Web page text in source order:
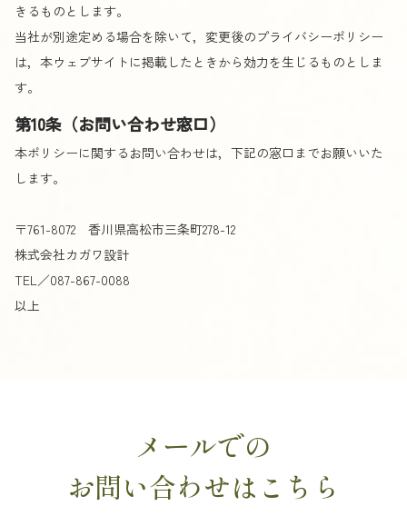
きるものとします。
当社が別途定める場合を除いて，変更後のプライバシーポリシー
は，本ウェブサイトに掲載したときから効力を生じるものとしま
す。
第10条（お問い合わせ窓口）
本ポリシーに関するお問い合わせは，下記の窓口までお願いいた
します。
〒761-8072 香川県高松市三条町278-12
株式会社カガワ設計
TEL／087-867-0088
以上
メールでの
お問い合わせはこちら